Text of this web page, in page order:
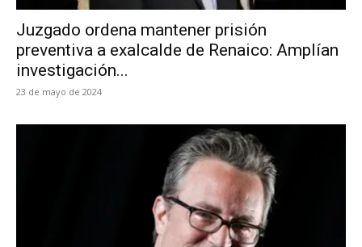
Juzgado ordena mantener prisión
preventiva a exalcalde de Renaico: Amplían
investigación...
23 de mayo de 2024